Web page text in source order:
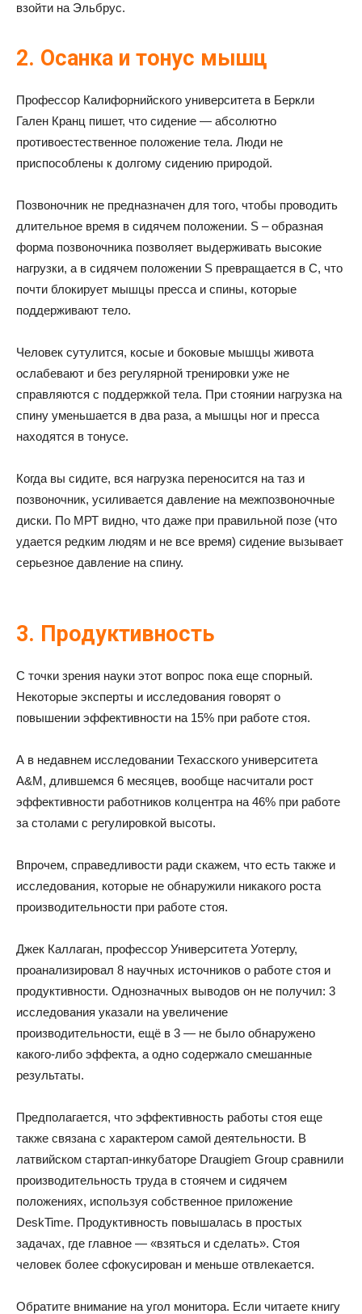
взойти на Эльбрус.
2. Осанка и тонус мышц
Профессор Калифорнийского университета в Беркли
Гален Кранц пишет, что сидение — абсолютно
противоестественное положение тела. Люди не
приспособлены к долгому сидению природой.
Позвоночник не предназначен для того, чтобы проводить
длительное время в сидячем положении. S – образная
форма позвоночника позволяет выдерживать высокие
нагрузки, а в сидячем положении S превращается в С, что
почти блокирует мышцы пресса и спины, которые
поддерживают тело.
Человек сутулится, косые и боковые мышцы живота
ослабевают и без регулярной тренировки уже не
справляются с поддержкой тела. При стоянии нагрузка на
спину уменьшается в два раза, а мышцы ног и пресса
находятся в тонусе.
Когда вы сидите, вся нагрузка переносится на таз и
позвоночник, усиливается давление на межпозвоночные
диски. По МРТ видно, что даже при правильной позе (что
удается редким людям и не все время) сидение вызывает
серьезное давление на спину.
3. Продуктивность
С точки зрения науки этот вопрос пока еще спорный.
Некоторые эксперты и исследования говорят о
повышении эффективности на 15% при работе стоя.
А в недавнем исследовании Техасского университета
A&M, длившемся 6 месяцев, вообще насчитали рост
эффективности работников колцентра на 46% при работе
за столами с регулировкой высоты.
Впрочем, справедливости ради скажем, что есть также и
исследования, которые не обнаружили никакого роста
производительности при работе стоя.
Джек Каллаган, профессор Университета Уотерлу,
проанализировал 8 научных источников о работе стоя и
продуктивности. Однозначных выводов он не получил: 3
исследования указали на увеличение
производительности, ещё в 3 — не было обнаружено
какого-либо эффекта, а одно содержало смешанные
результаты.
Предполагается, что эффективность работы стоя еще
также связана с характером самой деятельности. В
латвийском стартап-инкубаторе Draugiem Group сравнили
производительность труда в стоячем и сидячем
положениях, используя собственное приложение
DeskTime. Продуктивность повышалась в простых
задачах, где главное — «взяться и сделать». Стоя
человек более сфокусирован и меньше отвлекается.
Обратите внимание на угол монитора. Если читаете книгу